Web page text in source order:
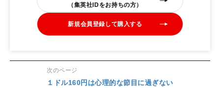
（集英社IDをお持ちの方）
新規会員登録して購入する
次のページ
１ドル160円は心理的な節目に過ぎない